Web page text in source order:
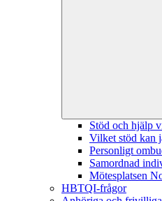
Stöd och hjälp
Vilket stöd kan
Personligt
Samordnad
Mötesplatsen
HBTQI-frågor